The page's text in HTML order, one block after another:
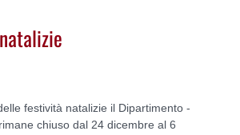
festività natalizie il Dipartimento -
chiuso dal 24 dicembre al 6